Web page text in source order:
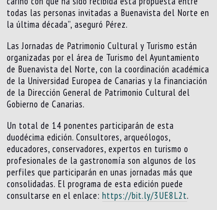
todas las personas invitadas a Buenavista del Norte en
la última década”, aseguró Pérez.
Las Jornadas de Patrimonio Cultural y Turismo están
organizadas por el área de Turismo del Ayuntamiento
de Buenavista del Norte, con la coordinación académica
de la Universidad Europea de Canarias y la financiación
de la Dirección General de Patrimonio Cultural del
Gobierno de Canarias.
Un total de 14 ponentes participarán de esta
duodécima edición. Consultores, arqueólogos,
educadores, conservadores, expertos en turismo o
profesionales de la gastronomía son algunos de los
perfiles que participarán en unas jornadas más que
consolidadas. El programa de esta edición puede
consultarse en el enlace:https://bit.ly/3UE8L2t.